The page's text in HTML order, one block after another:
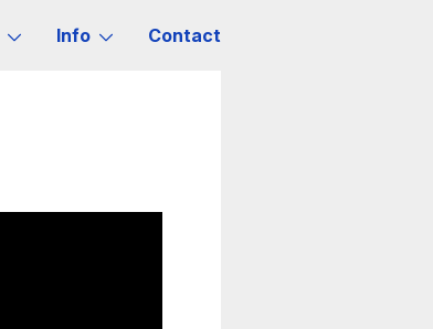
Info Contact